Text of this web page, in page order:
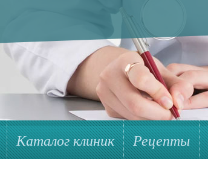
Каталог клиник Рецепты